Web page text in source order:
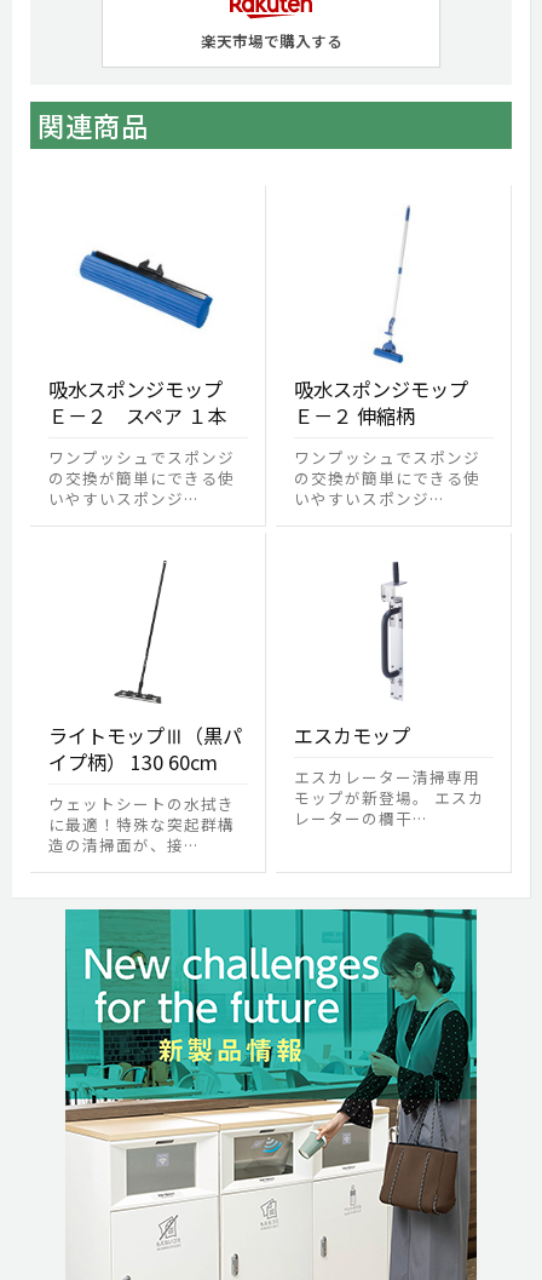
楽天市場で購入する
関連商品
吸水スポンジモップ
Ｅ－２ スペア １本
ワンプッシュでスポンジ
の交換が簡単にできる使
いやすいスポンジ…
吸水スポンジモップ
Ｅ－２ 伸縮柄
ワンプッシュでスポンジ
の交換が簡単にできる使
いやすいスポンジ…
ライトモップⅢ（黒パ
イプ柄） 130 60cm
ウェットシートの水拭き
に最適！特殊な突起群構
造の清掃面が、接…
エスカモップ
エスカレーター清掃専用
モップが新登場。 エスカ
レーターの欄干…